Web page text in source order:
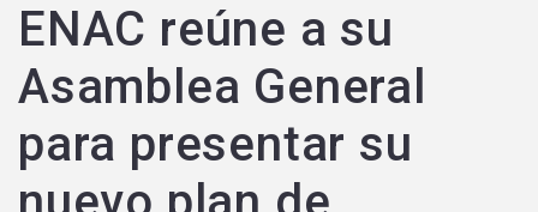
ENAC reúne a su
Asamblea General
para presentar su